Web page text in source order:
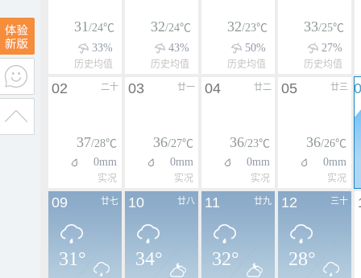
31/24℃
33%
历史均值
32/24℃
43%
历史均值
32/23℃
50%
历史均值
33/25℃
27%
历史均值
二十
02
37/28℃
0mm
实况
廿一
03
36/27℃
0mm
实况
廿二
04
36/23℃
0mm
实况
廿三
05
36/26℃
0mm
实况
廿七
09
31°
廿八
10
34°
廿九
11
32°
三十
12
28°